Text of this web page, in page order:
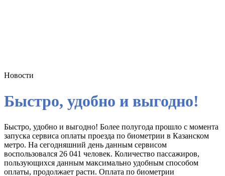
Новости
Быстро, удобно и выгодно!
Быстро, удобно и выгодно! Более полугода прошло с момента
запуска сервиса оплаты проезда по биометрии в Казанском
метро. На сегодняшний день данным сервисом
воспользовался 26 041 человек. Количество пассажиров,
пользующихся данным максимально удобным способом
оплаты, продолжает расти. Оплата по биометрии